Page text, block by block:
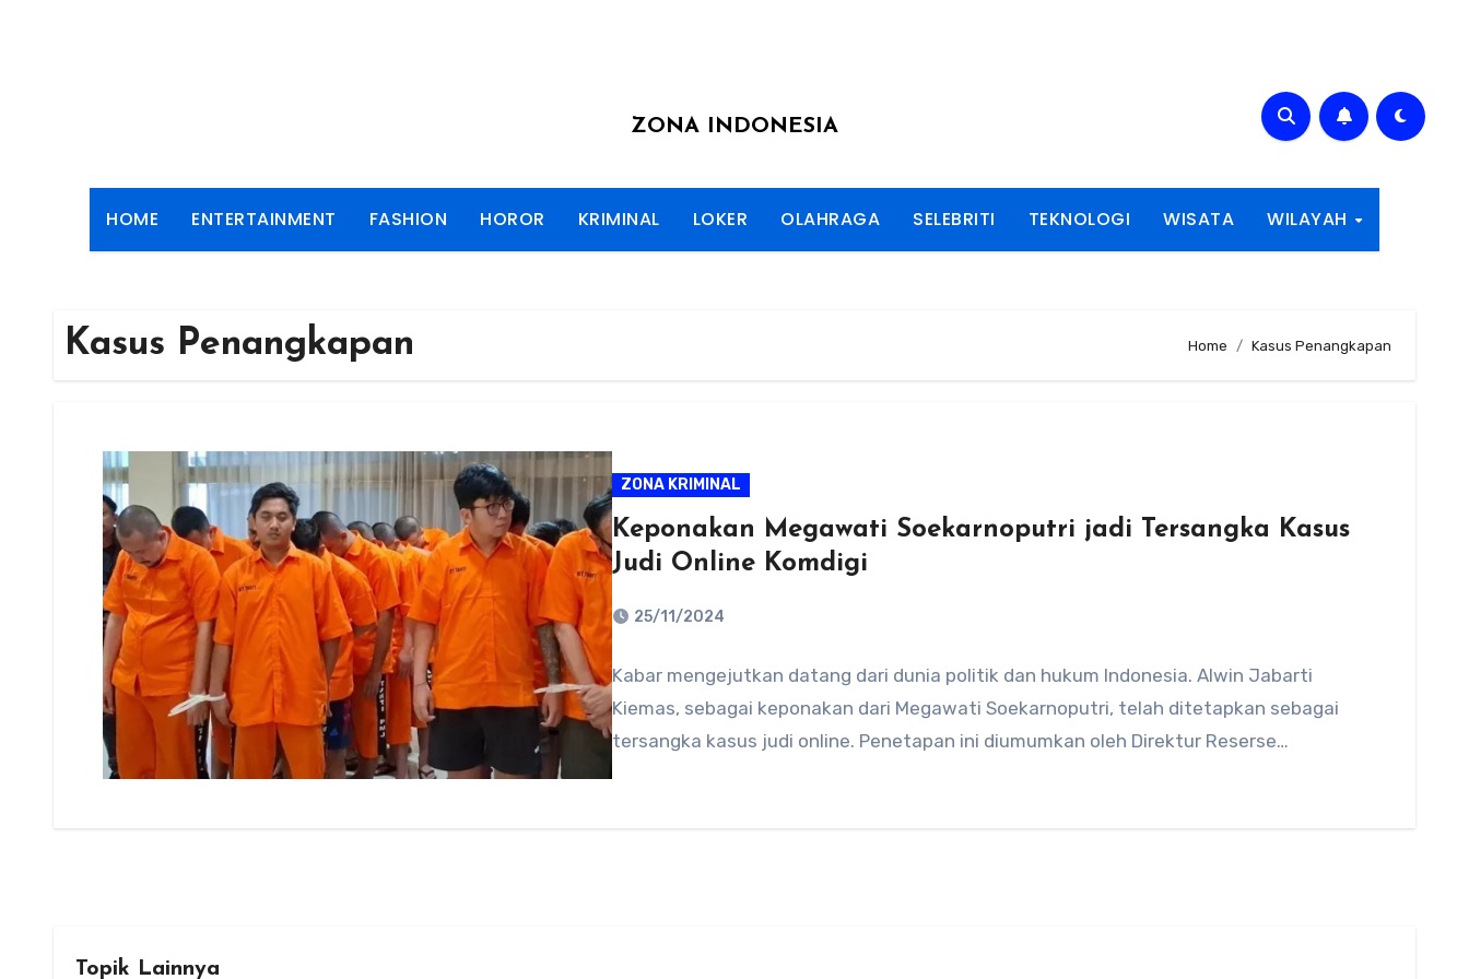
ZONA INDONESIA
HOME ENTERTAINMENT FASHION HOROR KRIMINAL LOKER OLAHRAGA SELEBRITI TEKNOLOGI WISATA WILAYAH
Kasus Penangkapan Home Kasus Penangkapan
ZONA KRIMINAL
Keponakan Megawati Soekarnoputri jadi Tersangka Kasus
Judi Online Komdigi
25/11/2024
Comments
Kabar mengejutkan datang dari dunia politik dan hukum Indonesia. Alwin Jabarti
Kiemas, sebagai keponakan dari Megawati Soekarnoputri, telah ditetapkan sebagai
tersangka kasus judi online. Penetapan ini diumumkan oleh Direktur Reserse…
Topik Lainnya